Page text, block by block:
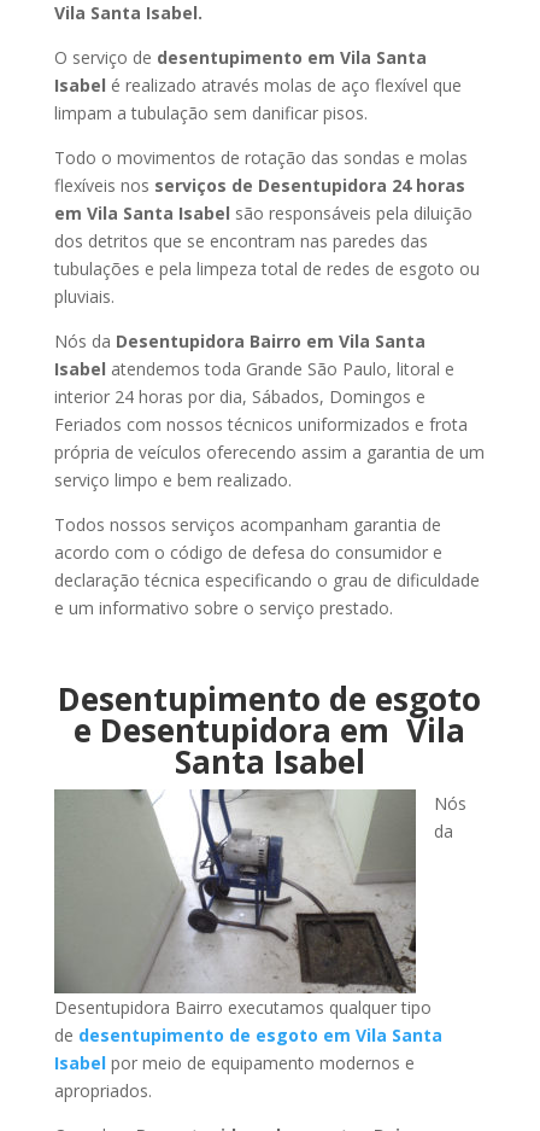
Vila Santa Isabel.
O serviço de desentupimento em Vila Santa
Isabel é realizado através molas de aço flexível que
limpam a tubulação sem danificar pisos.
Todo o movimentos de rotação das sondas e molas
flexíveis nos serviços de Desentupidora 24 horas
em Vila Santa Isabel são responsáveis pela diluição
dos detritos que se encontram nas paredes das
tubulações e pela limpeza total de redes de esgoto ou
pluviais.
Nós da Desentupidora Bairro em Vila Santa
Isabel atendemos toda Grande São Paulo, litoral e
interior 24 horas por dia, Sábados, Domingos e
Feriados com nossos técnicos uniformizados e frota
própria de veículos oferecendo assim a garantia de um
serviço limpo e bem realizado.
Todos nossos serviços acompanham garantia de
acordo com o código de defesa do consumidor e
declaração técnica especificando o grau de dificuldade
e um informativo sobre o serviço prestado.
Desentupimento de esgoto
e Desentupidora em Vila
Santa Isabel
Nós
da
Desentupidora Bairro executamos qualquer tipo
de desentupimento de esgoto em Vila Santa
Isabelpor meio de equipamento modernos e
apropriados.